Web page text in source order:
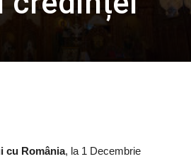
cu România, la 1 Decembrie